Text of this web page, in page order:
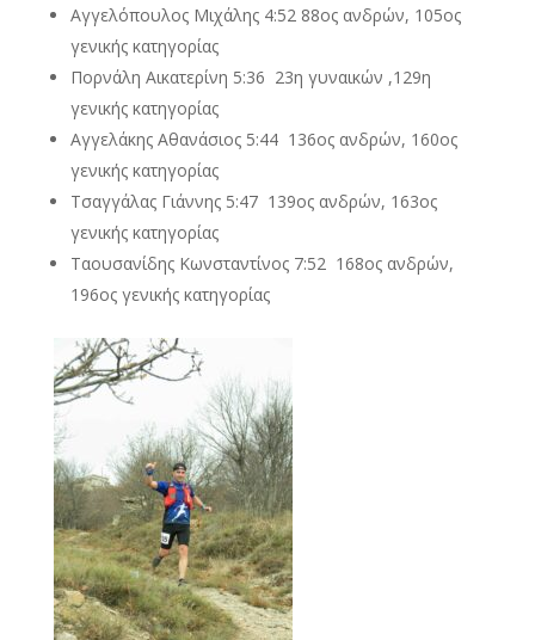
Αγγελόπουλος Μιχάλης 4:52 88ος ανδρών, 105ος
γενικής κατηγορίας
Πορνάλη Αικατερίνη 5:36 23η γυναικών ,129η
γενικής κατηγορίας
Αγγελάκης Αθανάσιος 5:44 136ος ανδρών, 160ος
γενικής κατηγορίας
Τσαγγάλας Γιάννης 5:47 139ος ανδρών, 163ος
γενικής κατηγορίας
Ταουσανίδης Κωνσταντίνος 7:52 168ος ανδρών,
196ος γενικής κατηγορίας